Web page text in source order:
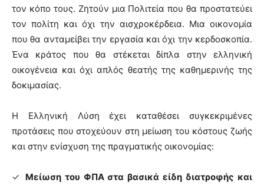
τον κόπο τους. Ζητούν μια Πολιτεία που θα προστατεύει
τον πολίτη και όχι την αισχροκέρδεια. Μια οικονομία
που θα ανταμείβει την εργασία και όχι την κερδοσκοπία.
Ένα κράτος που θα στέκεται δίπλα στην ελληνική
οικογένεια και όχι απλός θεατής της καθημερινής της
δοκιμασίας.
Η Ελληνική Λύση έχει καταθέσει συγκεκριμένες
προτάσεις που στοχεύουν στη μείωση του κόστους ζωής
και στην ενίσχυση της πραγματικής οικονομίας:
✓ Μείωση του ΦΠΑ στα βασικά είδη διατροφής και